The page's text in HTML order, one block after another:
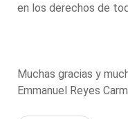
en los derechos de
Muchas gracias y
Emmanuel Reyes